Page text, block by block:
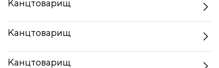
Канцтоварищ
Канцтоварищ
Канцтоварищ